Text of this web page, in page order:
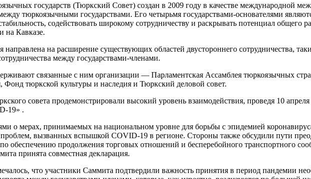
государств (Тюркский Совет) создан в 2009 году в качестве международной
тюркоязычными государствами. Его четырьмя государствами-основателями
содействовать широкому сотрудничеству и раскрывать потенциал общего
на Кавказе.
направлена на расширение существующих областей двустороннего сотрудничества,
между государствами-членами.
связанные с ним организации — Парламентская Ассамблея тюркоязычных
тюркской культуры и наследия и Тюркский деловой совет.
совета продемонстрировали высокий уровень взаимодействия, проведя 10
19» .
о мерах, принимаемых на национальном уровне для борьбы с эпидемией
вызванных вспышкой COVID-19 в регионе. Стороны также обсудили пути
обеспечению продолжения торговых отношений и бесперебойного транспортного
принята совместная декларация.
что участники Саммита подтвердили важность принятия в период пандемии